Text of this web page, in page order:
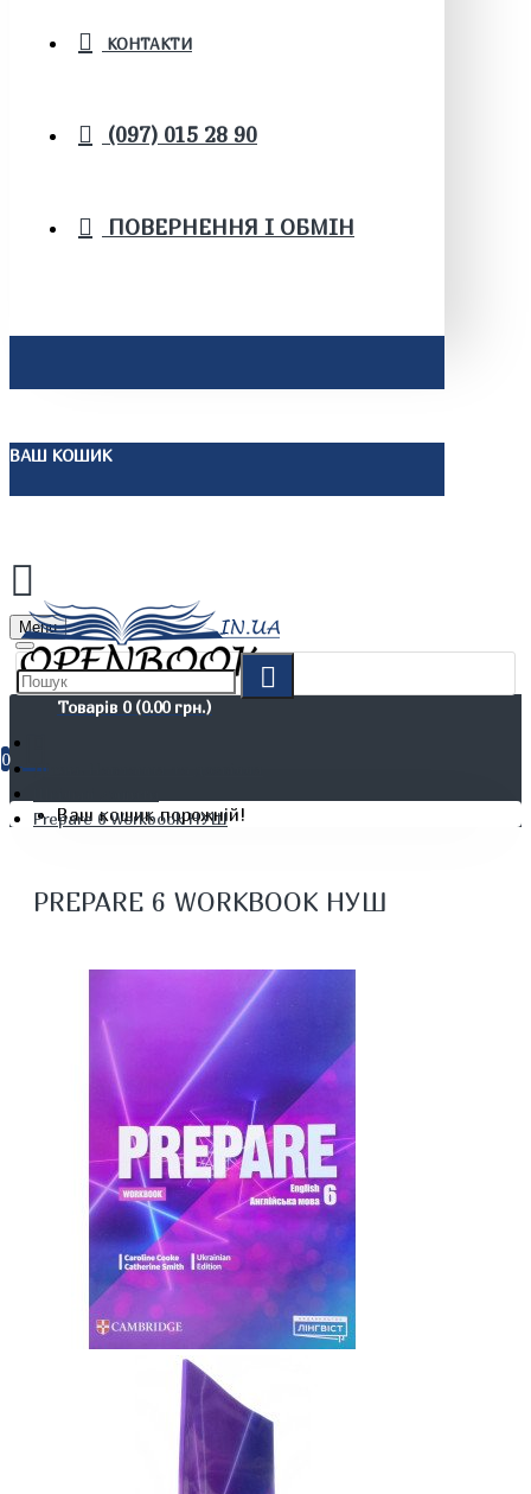
КОНТАКТИ
(097) 015 28 90
ПОВЕРНЕННЯ І ОБМІН
ВАШ КОШИК
Menu
Товарів 0 (0.00 грн.)
0
Ваш кошик порожній!
Дітям. Навчання та дозвілля
Prepare 6 Workbook НУШ
PREPARE 6 WORKBOOK НУШ